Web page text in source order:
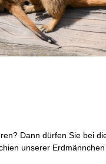
Dann dürfen Sie bei
unserer